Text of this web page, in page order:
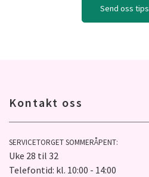
Send oss tips
Kontakt oss
SERVICETORGET SOMMERÅPENT:
Uke 28 til 32
Telefontid: kl. 10:00 - 14:00